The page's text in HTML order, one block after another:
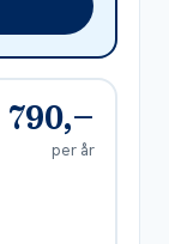
790,–
per år